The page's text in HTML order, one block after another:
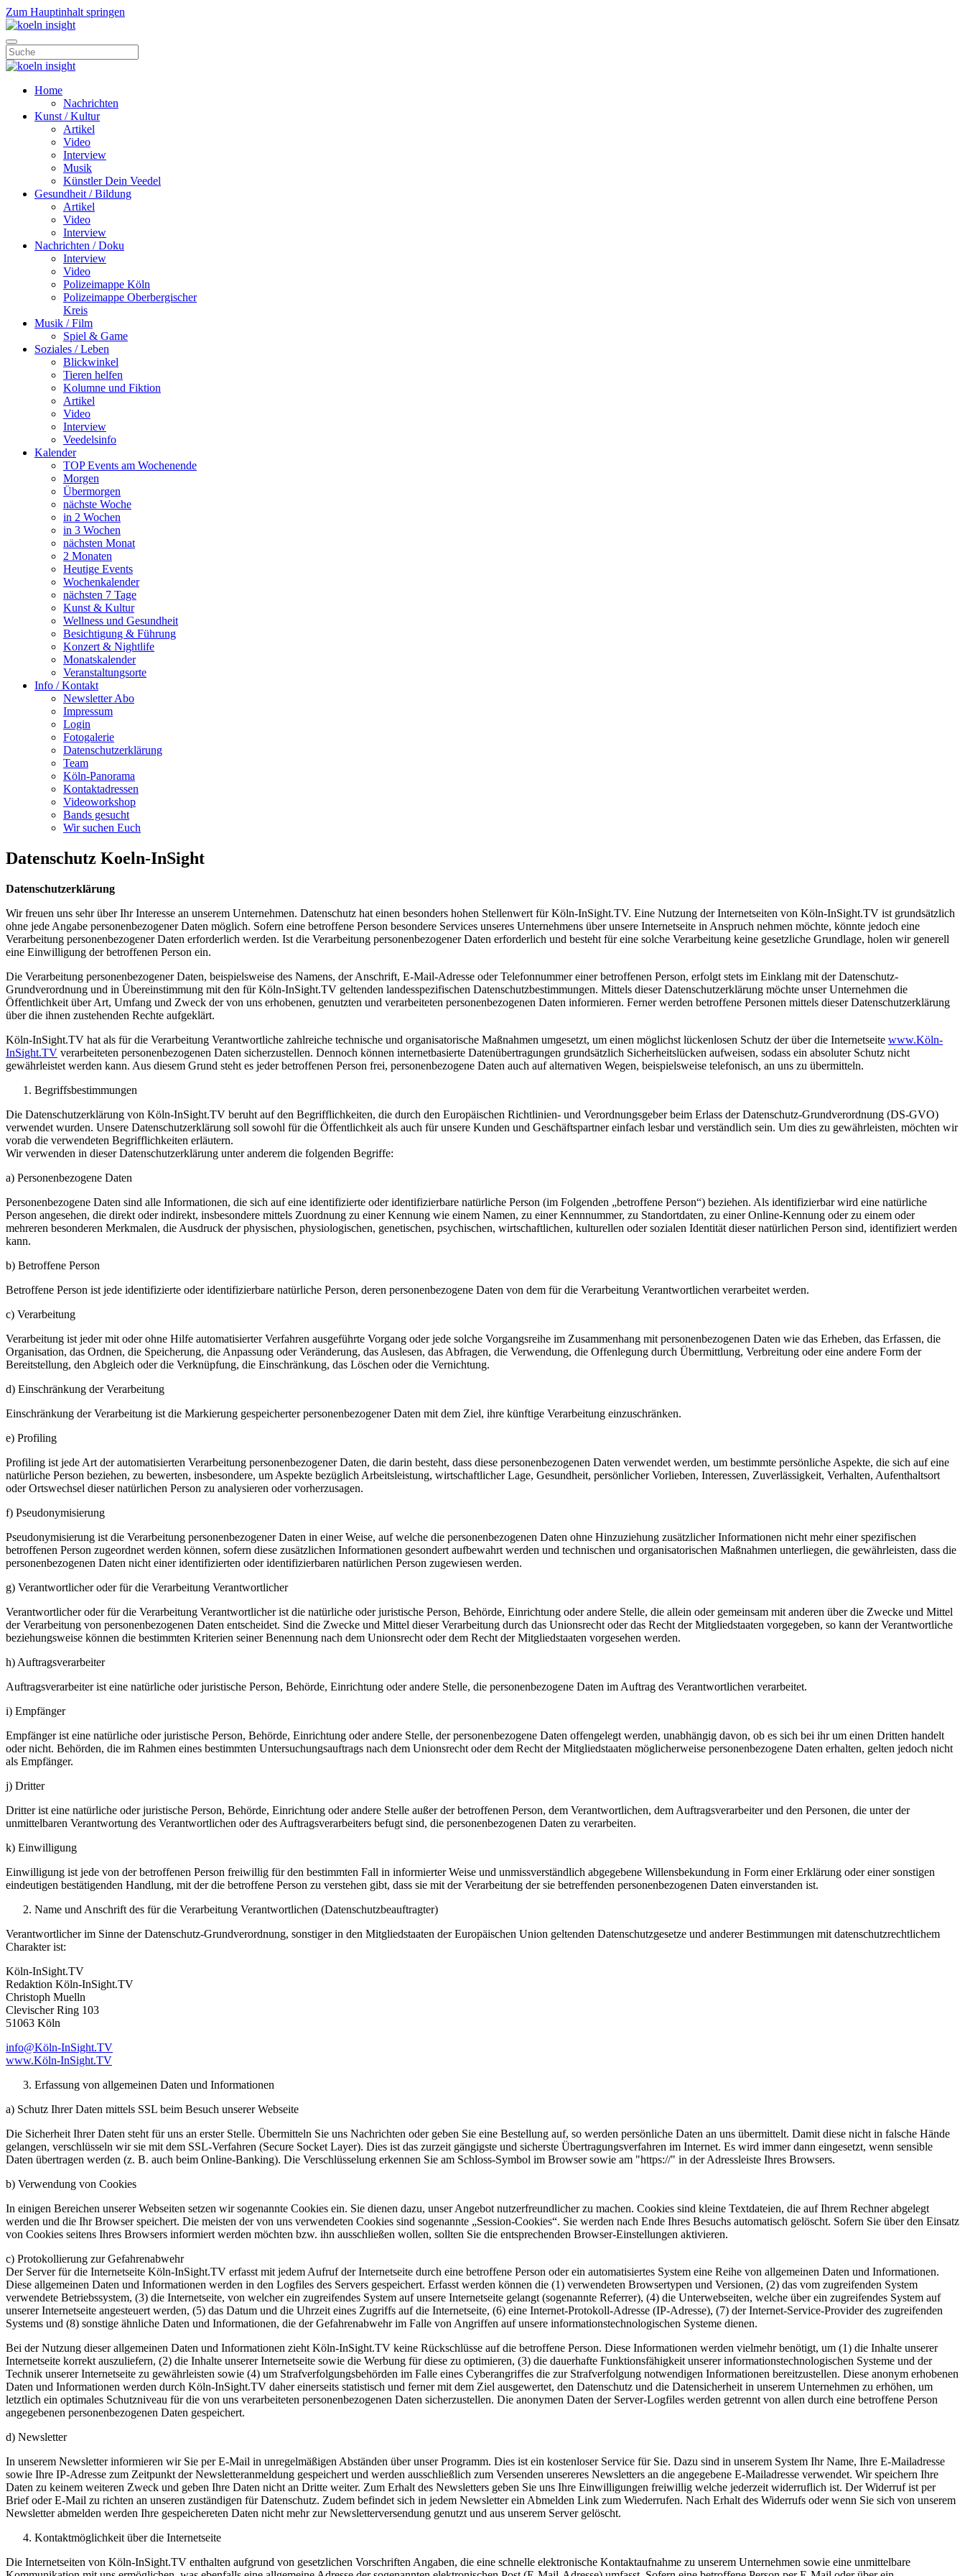
Zum Hauptinhalt springen
Home
Nachrichten
Kunst / Kultur
Artikel
Video
Interview
Musik
Künstler Dein Veedel
Gesundheit / Bildung
Artikel
Video
Interview
Nachrichten / Doku
Interview
Video
Polizeimappe Köln
Polizeimappe Oberbergischer
Kreis
Musik / Film
Spiel & Game
Soziales / Leben
Blickwinkel
Tieren helfen
Kolumne und Fiktion
Artikel
Video
Interview
Veedelsinfo
Kalender
TOP Events am Wochenende
Morgen
Übermorgen
nächste Woche
in 2 Wochen
in 3 Wochen
nächsten Monat
2 Monaten
Heutige Events
Wochenkalender
nächsten 7 Tage
Kunst & Kultur
Wellness und Gesundheit
Besichtigung & Führung
Konzert & Nightlife
Monatskalender
Veranstaltungsorte
Info / Kontakt
Newsletter Abo
Impressum
Login
Fotogalerie
Datenschutzerklärung
Team
Köln-Panorama
Kontaktadressen
Videoworkshop
Bands gesucht
Wir suchen Euch
Datenschutz Koeln-InSight
Datenschutzerklärung
Wir freuen uns sehr über Ihr Interesse an unserem Unternehmen. Datenschutz hat einen besonders hohen Stellenwert für Köln-InSight.TV. Eine Nutzung der Internetseiten von Köln-InSight.TV ist grundsätzlich
ohne jede Angabe personenbezogener Daten möglich. Sofern eine betroffene Person besondere Services unseres Unternehmens über unsere Internetseite in Anspruch nehmen möchte, könnte jedoch eine
Verarbeitung personenbezogener Daten erforderlich werden. Ist die Verarbeitung personenbezogener Daten erforderlich und besteht für eine solche Verarbeitung keine gesetzliche Grundlage, holen wir generell
eine Einwilligung der betroffenen Person ein.
Die Verarbeitung personenbezogener Daten, beispielsweise des Namens, der Anschrift, E-Mail-Adresse oder Telefonnummer einer betroffenen Person, erfolgt stets im Einklang mit der Datenschutz-
Grundverordnung und in Übereinstimmung mit den für Köln-InSight.TV geltenden landesspezifischen Datenschutzbestimmungen. Mittels dieser Datenschutzerklärung möchte unser Unternehmen die
Öffentlichkeit über Art, Umfang und Zweck der von uns erhobenen, genutzten und verarbeiteten personenbezogenen Daten informieren. Ferner werden betroffene Personen mittels dieser Datenschutzerklärung
über die ihnen zustehenden Rechte aufgeklärt.
Köln-InSight.TV hat als für die Verarbeitung Verantwortliche zahlreiche technische und organisatorische Maßnahmen umgesetzt, um einen möglichst lückenlosen Schutz der über die Internetseite www.Köln-
InSight.TV verarbeiteten personenbezogenen Daten sicherzustellen. Dennoch können internetbasierte Datenübertragungen grundsätzlich Sicherheitslücken aufweisen, sodass ein absoluter Schutz nicht
gewährleistet werden kann. Aus diesem Grund steht es jeder betroffenen Person frei, personenbezogene Daten auch auf alternativen Wegen, beispielsweise telefonisch, an uns zu übermitteln.
Begriffsbestimmungen
Die Datenschutzerklärung von Köln-InSight.TV beruht auf den Begrifflichkeiten, die durch den Europäischen Richtlinien- und Verordnungsgeber beim Erlass der Datenschutz-Grundverordnung (DS-GVO)
verwendet wurden. Unsere Datenschutzerklärung soll sowohl für die Öffentlichkeit als auch für unsere Kunden und Geschäftspartner einfach lesbar und verständlich sein. Um dies zu gewährleisten, möchten wir
vorab die verwendeten Begrifflichkeiten erläutern.
Wir verwenden in dieser Datenschutzerklärung unter anderem die folgenden Begriffe:
a) Personenbezogene Daten
Personenbezogene Daten sind alle Informationen, die sich auf eine identifizierte oder identifizierbare natürliche Person (im Folgenden „betroffene Person“) beziehen. Als identifizierbar wird eine natürliche
Person angesehen, die direkt oder indirekt, insbesondere mittels Zuordnung zu einer Kennung wie einem Namen, zu einer Kennnummer, zu Standortdaten, zu einer Online-Kennung oder zu einem oder
mehreren besonderen Merkmalen, die Ausdruck der physischen, physiologischen, genetischen, psychischen, wirtschaftlichen, kulturellen oder sozialen Identität dieser natürlichen Person sind, identifiziert werden
kann.
b) Betroffene Person
Betroffene Person ist jede identifizierte oder identifizierbare natürliche Person, deren personenbezogene Daten von dem für die Verarbeitung Verantwortlichen verarbeitet werden.
c) Verarbeitung
Verarbeitung ist jeder mit oder ohne Hilfe automatisierter Verfahren ausgeführte Vorgang oder jede solche Vorgangsreihe im Zusammenhang mit personenbezogenen Daten wie das Erheben, das Erfassen, die
Organisation, das Ordnen, die Speicherung, die Anpassung oder Veränderung, das Auslesen, das Abfragen, die Verwendung, die Offenlegung durch Übermittlung, Verbreitung oder eine andere Form der
Bereitstellung, den Abgleich oder die Verknüpfung, die Einschränkung, das Löschen oder die Vernichtung.
d) Einschränkung der Verarbeitung
Einschränkung der Verarbeitung ist die Markierung gespeicherter personenbezogener Daten mit dem Ziel, ihre künftige Verarbeitung einzuschränken.
e) Profiling
Profiling ist jede Art der automatisierten Verarbeitung personenbezogener Daten, die darin besteht, dass diese personenbezogenen Daten verwendet werden, um bestimmte persönliche Aspekte, die sich auf eine
natürliche Person beziehen, zu bewerten, insbesondere, um Aspekte bezüglich Arbeitsleistung, wirtschaftlicher Lage, Gesundheit, persönlicher Vorlieben, Interessen, Zuverlässigkeit, Verhalten, Aufenthaltsort
oder Ortswechsel dieser natürlichen Person zu analysieren oder vorherzusagen.
f) Pseudonymisierung
Pseudonymisierung ist die Verarbeitung personenbezogener Daten in einer Weise, auf welche die personenbezogenen Daten ohne Hinzuziehung zusätzlicher Informationen nicht mehr einer spezifischen
betroffenen Person zugeordnet werden können, sofern diese zusätzlichen Informationen gesondert aufbewahrt werden und technischen und organisatorischen Maßnahmen unterliegen, die gewährleisten, dass die
personenbezogenen Daten nicht einer identifizierten oder identifizierbaren natürlichen Person zugewiesen werden.
g) Verantwortlicher oder für die Verarbeitung Verantwortlicher
Verantwortlicher oder für die Verarbeitung Verantwortlicher ist die natürliche oder juristische Person, Behörde, Einrichtung oder andere Stelle, die allein oder gemeinsam mit anderen über die Zwecke und Mittel
der Verarbeitung von personenbezogenen Daten entscheidet. Sind die Zwecke und Mittel dieser Verarbeitung durch das Unionsrecht oder das Recht der Mitgliedstaaten vorgegeben, so kann der Verantwortliche
beziehungsweise können die bestimmten Kriterien seiner Benennung nach dem Unionsrecht oder dem Recht der Mitgliedstaaten vorgesehen werden.
h) Auftragsverarbeiter
Auftragsverarbeiter ist eine natürliche oder juristische Person, Behörde, Einrichtung oder andere Stelle, die personenbezogene Daten im Auftrag des Verantwortlichen verarbeitet.
i) Empfänger
Empfänger ist eine natürliche oder juristische Person, Behörde, Einrichtung oder andere Stelle, der personenbezogene Daten offengelegt werden, unabhängig davon, ob es sich bei ihr um einen Dritten handelt
oder nicht. Behörden, die im Rahmen eines bestimmten Untersuchungsauftrags nach dem Unionsrecht oder dem Recht der Mitgliedstaaten möglicherweise personenbezogene Daten erhalten, gelten jedoch nicht
als Empfänger.
j) Dritter
Dritter ist eine natürliche oder juristische Person, Behörde, Einrichtung oder andere Stelle außer der betroffenen Person, dem Verantwortlichen, dem Auftragsverarbeiter und den Personen, die unter der
unmittelbaren Verantwortung des Verantwortlichen oder des Auftragsverarbeiters befugt sind, die personenbezogenen Daten zu verarbeiten.
k) Einwilligung
Einwilligung ist jede von der betroffenen Person freiwillig für den bestimmten Fall in informierter Weise und unmissverständlich abgegebene Willensbekundung in Form einer Erklärung oder einer sonstigen
eindeutigen bestätigenden Handlung, mit der die betroffene Person zu verstehen gibt, dass sie mit der Verarbeitung der sie betreffenden personenbezogenen Daten einverstanden ist.
Name und Anschrift des für die Verarbeitung Verantwortlichen (Datenschutzbeauftragter)
Verantwortlicher im Sinne der Datenschutz-Grundverordnung, sonstiger in den Mitgliedstaaten der Europäischen Union geltenden Datenschutzgesetze und anderer Bestimmungen mit datenschutzrechtlichem
Charakter ist:
Köln-InSight.TV
Redaktion Köln-InSight.TV
Christoph Muelln
Clevischer Ring 103
51063 Köln
info@Köln-InSight.TV
www.Köln-InSight.TV
Erfassung von allgemeinen Daten und Informationen
a) Schutz Ihrer Daten mittels SSL beim Besuch unserer Webseite
Die Sicherheit Ihrer Daten steht für uns an erster Stelle. Übermitteln Sie uns Nachrichten oder geben Sie eine Bestellung auf, so werden persönliche Daten an uns übermittelt. Damit diese nicht in falsche Hände
gelangen, verschlüsseln wir sie mit dem SSL-Verfahren (Secure Socket Layer). Dies ist das zurzeit gängigste und sicherste Übertragungsverfahren im Internet. Es wird immer dann eingesetzt, wenn sensible
Daten übertragen werden (z. B. auch beim Online-Banking). Die Verschlüsselung erkennen Sie am Schloss-Symbol im Browser sowie am "https://" in der Adressleiste Ihres Browsers.
b) Verwendung von Cookies
In einigen Bereichen unserer Webseiten setzen wir sogenannte Cookies ein. Sie dienen dazu, unser Angebot nutzerfreundlicher zu machen. Cookies sind kleine Textdateien, die auf Ihrem Rechner abgelegt
werden und die Ihr Browser speichert. Die meisten der von uns verwendeten Cookies sind sogenannte „Session-Cookies“. Sie werden nach Ende Ihres Besuchs automatisch gelöscht. Sofern Sie über den Einsatz
von Cookies seitens Ihres Browsers informiert werden möchten bzw. ihn ausschließen wollen, sollten Sie die entsprechenden Browser-Einstellungen aktivieren.
c) Protokollierung zur Gefahrenabwehr
Der Server für die Internetseite Köln-InSight.TV erfasst mit jedem Aufruf der Internetseite durch eine betroffene Person oder ein automatisiertes System eine Reihe von allgemeinen Daten und Informationen.
Diese allgemeinen Daten und Informationen werden in den Logfiles des Servers gespeichert. Erfasst werden können die (1) verwendeten Browsertypen und Versionen, (2) das vom zugreifenden System
verwendete Betriebssystem, (3) die Internetseite, von welcher ein zugreifendes System auf unsere Internetseite gelangt (sogenannte Referrer), (4) die Unterwebseiten, welche über ein zugreifendes System auf
unserer Internetseite angesteuert werden, (5) das Datum und die Uhrzeit eines Zugriffs auf die Internetseite, (6) eine Internet-Protokoll-Adresse (IP-Adresse), (7) der Internet-Service-Provider des zugreifenden
Systems und (8) sonstige ähnliche Daten und Informationen, die der Gefahrenabwehr im Falle von Angriffen auf unsere informationstechnologischen Systeme dienen.
Bei der Nutzung dieser allgemeinen Daten und Informationen zieht Köln-InSight.TV keine Rückschlüsse auf die betroffene Person. Diese Informationen werden vielmehr benötigt, um (1) die Inhalte unserer
Internetseite korrekt auszuliefern, (2) die Inhalte unserer Internetseite sowie die Werbung für diese zu optimieren, (3) die dauerhafte Funktionsfähigkeit unserer informationstechnologischen Systeme und der
Technik unserer Internetseite zu gewährleisten sowie (4) um Strafverfolgungsbehörden im Falle eines Cyberangriffes die zur Strafverfolgung notwendigen Informationen bereitzustellen. Diese anonym erhobenen
Daten und Informationen werden durch Köln-InSight.TV daher einerseits statistisch und ferner mit dem Ziel ausgewertet, den Datenschutz und die Datensicherheit in unserem Unternehmen zu erhöhen, um
letztlich ein optimales Schutzniveau für die von uns verarbeiteten personenbezogenen Daten sicherzustellen. Die anonymen Daten der Server-Logfiles werden getrennt von allen durch eine betroffene Person
angegebenen personenbezogenen Daten gespeichert.
d) Newsletter
In unserem Newsletter informieren wir Sie per E-Mail in unregelmäßigen Abständen über unser Programm. Dies ist ein kostenloser Service für Sie. Dazu sind in unserem System Ihr Name, Ihre E-Mailadresse
sowie Ihre IP-Adresse zum Zeitpunkt der Newsletteranmeldung gespeichert und werden ausschließlich zum Versenden unsereres Newsletters an die angegebene E-Mailadresse verwendet. Wir speichern Ihre
Daten zu keinem weiteren Zweck und geben Ihre Daten nicht an Dritte weiter. Zum Erhalt des Newsletters geben Sie uns Ihre Einwilligungen freiwillig welche jederzeit widerruflich ist. Der Widerruf ist per
Brief oder E-Mail zu richten an unseren zuständigen für Datenschutz. Zudem befindet sich in jedem Newsletter ein Abmelden Link zum Wiederrufen. Nach Erhalt des Widerrufs oder wenn Sie sich von unserem
Newsletter abmelden werden Ihre gespeichereten Daten nicht mehr zur Newsletterversendung genutzt und aus unserem Server gelöscht.
Kontaktmöglichkeit über die Internetseite
Die Internetseiten von Köln-InSight.TV enthalten aufgrund von gesetzlichen Vorschriften Angaben, die eine schnelle elektronische Kontaktaufnahme zu unserem Unternehmen sowie eine unmittelbare